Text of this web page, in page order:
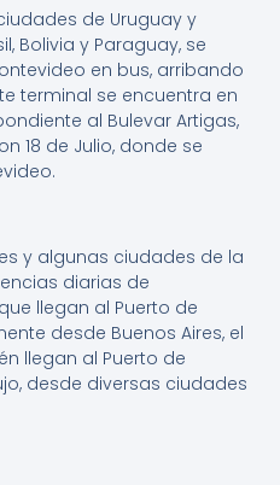
de Uruguay y
Bolivia y Paraguay, se
en bus, arribando
terminal se encuentra en
al Bulevar Artigas,
18 de Julio, donde se
y algunas ciudades de la
diarias de
llegan al Puerto de
desde Buenos Aires, el
llegan al Puerto de
desde diversas ciudades